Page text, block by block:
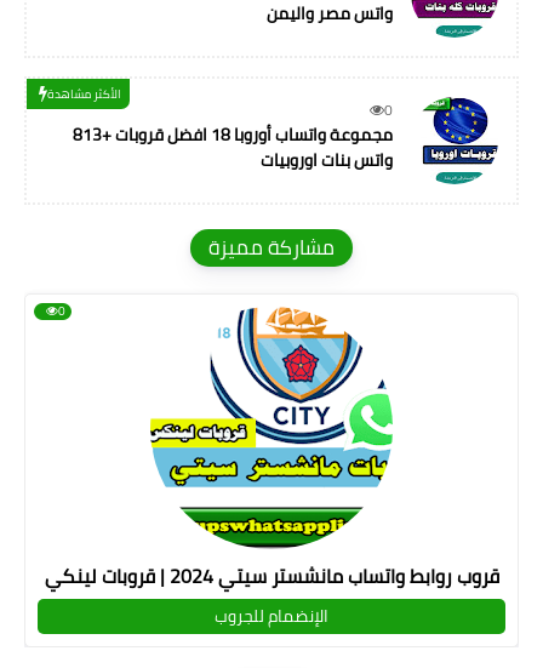
واتس مصر واليمن
0
الأكثر مشاهدة
813+ مجموعة واتساب أوروبا 18 افضل قروبات
واتس بنات اوروبيات
مشاركة مميزة
قروب روابط واتساب مانشستر سيتي 2024 | قروبات لينكي
0
الإنضمام للجروب